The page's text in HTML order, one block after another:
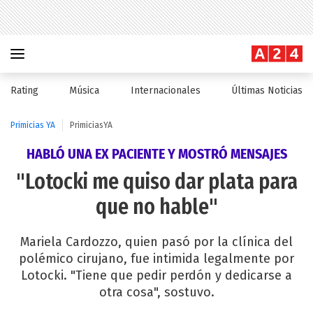
Rating Música Internacionales Últimas Noticias
Primicias YA PrimiciasYA
HABLÓ UNA EX PACIENTE Y MOSTRÓ MENSAJES
"Lotocki me quiso dar plata para
que no hable"
Mariela Cardozzo, quien pasó por la clínica del
polémico cirujano, fue intimida legalmente por
Lotocki. "Tiene que pedir perdón y dedicarse a
otra cosa", sostuvo.